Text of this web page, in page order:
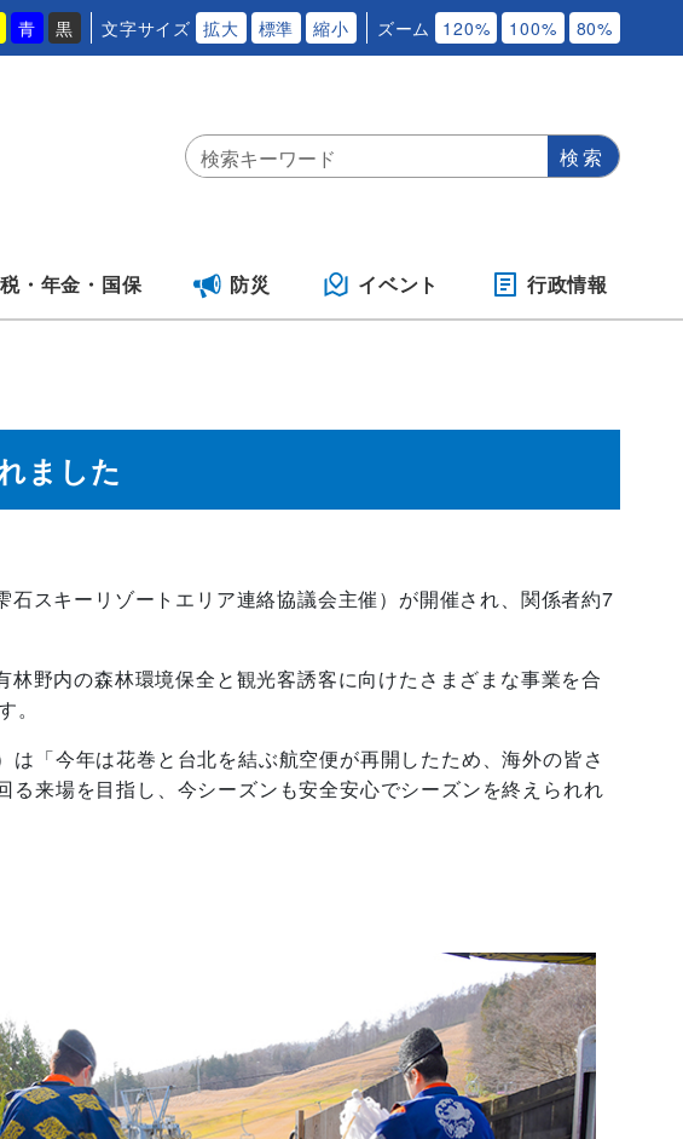
青 黒 文字サイズ 拡大 標準 縮小 ズーム 120% 100% 80%
税・年金・ 国保 防災 イベント 行政情報
ました
スキーリゾートエリア連絡協議会主催）が開催され、関係者約7
野内の森林環境保全と観光客誘客に向けたさまざまな事業を合
「今年は花巻と台北を結ぶ航空便が再開したため、海外の皆さ
来場を目指し、今シーズンも安全安心でシーズンを終えられれ